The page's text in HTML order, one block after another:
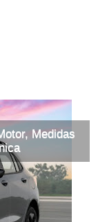
Medidas